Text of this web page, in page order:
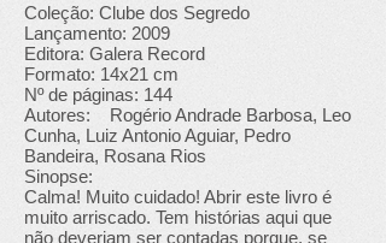
Coleção: Clube dos Segredo
Lançamento: 2009
Editora: Galera Record
Formato: 14x21 cm
Nº de páginas: 144
Autores: Rogério Andrade Barbosa, Leo
Cunha, Luiz Antonio Aguiar, Pedro
Bandeira, Rosana Rios
Sinopse:
Calma! Muito cuidado! Abrir este livro é
muito arriscado. Tem histórias aqui que
não deveriam ser contadas porque, se